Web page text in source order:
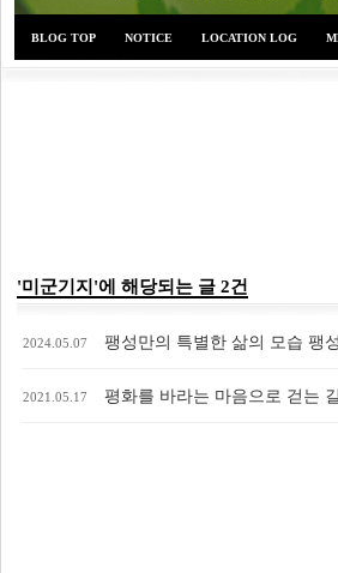
BLOG TOP NOTICE LOCATION LOG
'미군기지'에 해당되는 글 2건
2024.05.07 팽성만의 특별한 삶의 모습 팽
2021.05.17 평화를 바라는 마음으로 걷는